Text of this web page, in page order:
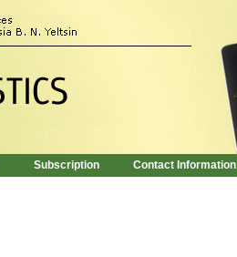
Subscription Contact Information